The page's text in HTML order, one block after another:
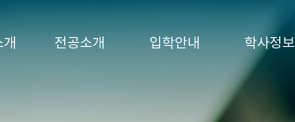
전공소개 입학안내 학사정보